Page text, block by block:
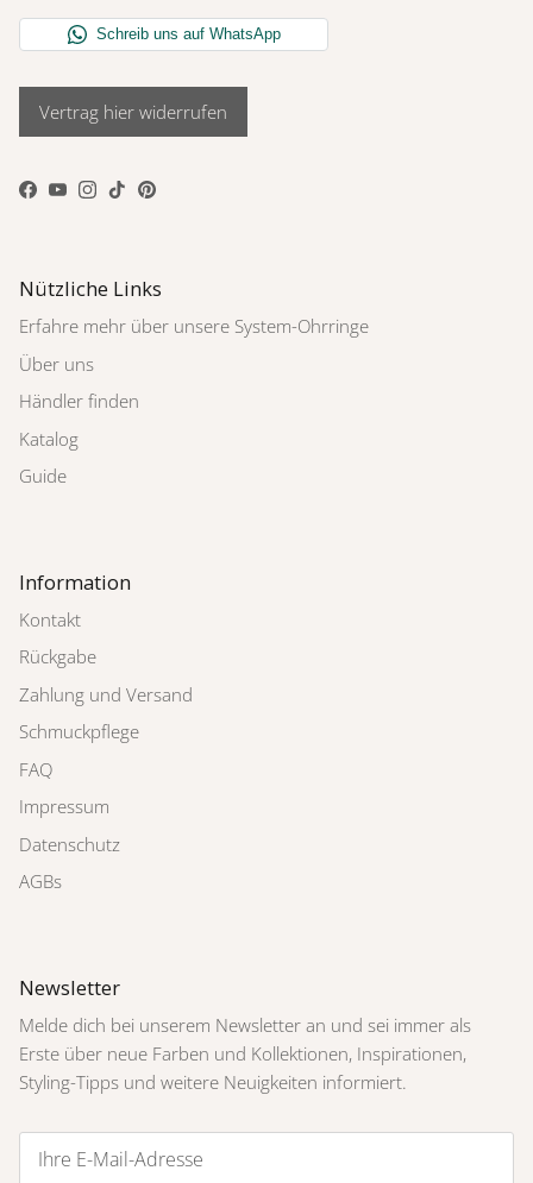
Vertrag hier widerrufen
Facebook
YouTube
Instagram
TikTokPinterest
Nützliche Links
Erfahre mehr über unsere System-Ohrringe
Über uns
Händler finden
Katalog
Guide
Information
Kontakt
Rückgabe
Zahlung und Versand
Schmuckpflege
FAQ
Impressum
Datenschutz
AGBs
Newsletter
Melde dich bei unserem Newsletter an und sei immer als
Erste über neue Farben und Kollektionen, Inspirationen,
Styling-Tipps und weitere Neuigkeiten informiert.